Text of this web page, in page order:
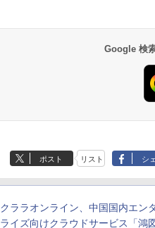
Google 検
ポスト リスト シ
クララオンライン、中国国内エン
ライズ向けクラウドサービス「鴻